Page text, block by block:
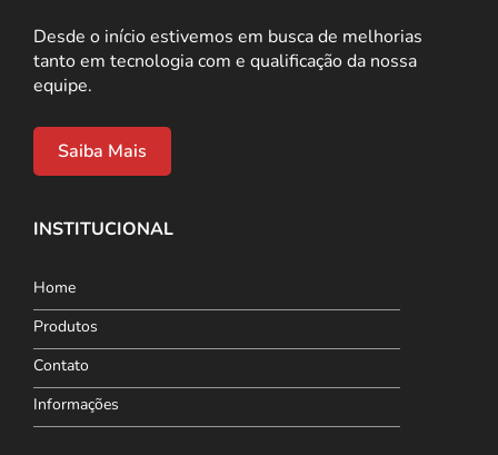
Desde o início estivemos em busca de melhorias
tanto em tecnologia com e qualificação da nossa
equipe.
Saiba Mais
INSTITUCIONAL
Home
Produtos
Contato
Informações